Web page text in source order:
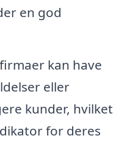
en god
kan have
eller
kunder, hvilket
for deres